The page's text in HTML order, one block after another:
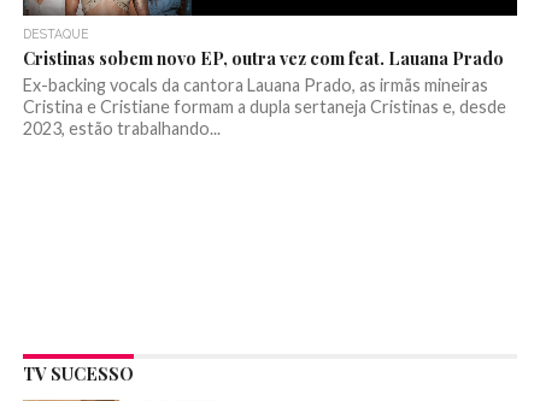
DESTAQUE
Cristinas sobem novo EP, outra vez com feat. Lauana Prado
Ex-backing vocals da cantora Lauana Prado, as irmãs mineiras
Cristina e Cristiane formam a dupla sertaneja Cristinas e, desde
2023, estão trabalhando...
TV SUCESSO